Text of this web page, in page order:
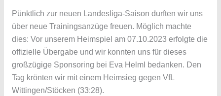
Pünktlich zur neuen Landesliga-Saison durften wir uns
über neue Trainingsanzüge freuen. Möglich machte
dies: Vor unserem Heimspiel am 07.10.2023 erfolgte die
offizielle Übergabe und wir konnten uns für dieses
großzügige Sponsoring bei Eva Helml bedanken. Den
Tag krönten wir mit einem Heimsieg gegen VfL
Wittingen/Stöcken (33:28).